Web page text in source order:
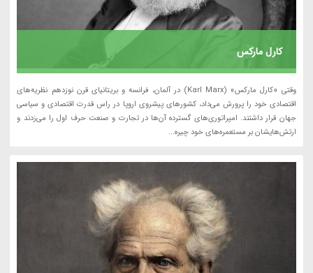
کارل مارکس
وقتی «کارل مارکس» (Karl Marx) در آلمان، فرانسه و بریتانیای قرن نوزدهم نظریه‌های
اقتصادی خود را پرورش می‌داد، کشورهای پیشروی اروپا در راس قدرت اقتصادی و سیاسی
جهان قرار داشتند. امپراتوری‌های گسترده آن‌ها در تجارت و صنعت حرف اول را می‌زدند و
ارتش‌هایشان بر مستعمره‌های خود چیره...